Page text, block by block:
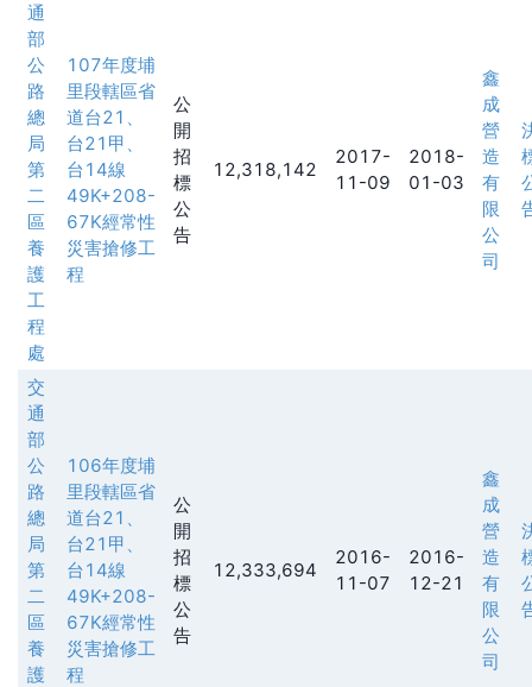
通
部
公
路
總
局
第
二
區
養
護
工
程
處
107年度埔
里段轄區省
道台21、
台21甲、
台14線
49K+208-
67K經常性
災害搶修工
程
公
開
招
標
公
告
12,318,142
2017-
11-09
2018-
01-03
鑫
成
營
造
有
限
公
司
交
通
部
公
路
總
局
第
二
區
養
護
106年度埔
里段轄區省
道台21、
台21甲、
台14線
49K+208-
67K經常性
災害搶修工
程
公
開
招
標
公
告
12,333,694
2016-
11-07
2016-
12-21
鑫
成
營
造
有
限
公
司